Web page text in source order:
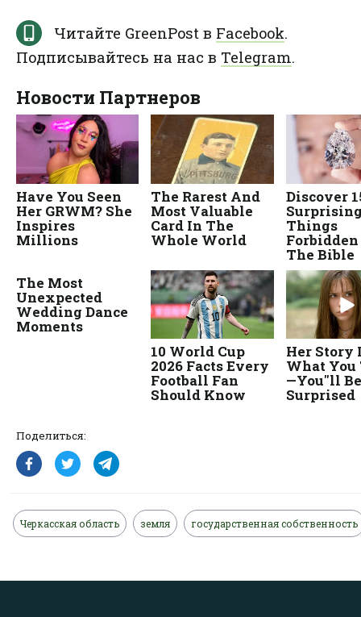
Поделиться:
Черкасская область земля государственная собственность
Читайте GreenPost в Facebook.
Подписывайтесь на нас в Telegram.